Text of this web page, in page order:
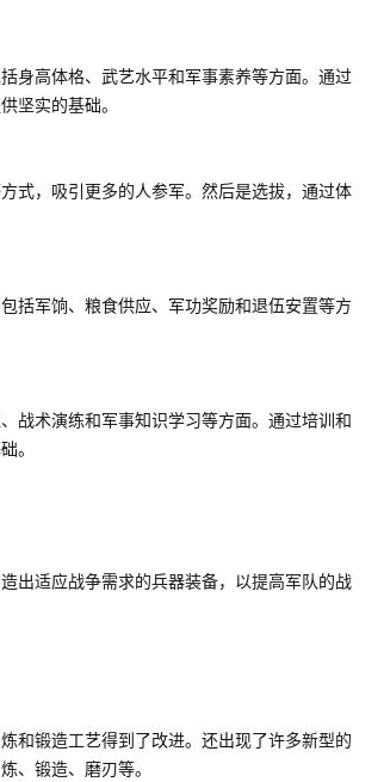
身高体格、武艺水平和军事素养等方面。通过
坚实的基础。
式，吸引更多的人参军。然后是选拔，通过体
括军饷、粮食供应、军功奖励和退伍安置等方
战术演练和军事知识学习等方面。通过培训和
。
出适应战争需求的兵器装备，以提高军队的战
和锻造工艺得到了改进。还出现了许多新型的
、锻造、磨刃等。